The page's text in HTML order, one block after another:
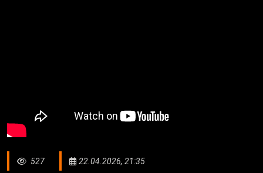
527 22.04.2026, 21:35